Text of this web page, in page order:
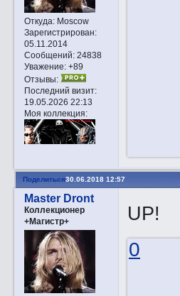
Откуда:Moscow
Зарегистрирован:
05.11.2014
Сообщений:24838
Уважение: +89
Отзывы:
Последний визит:
19.05.2026 22:13
Моя коллекция:
Поделиться30.06.2018 12:57
Master Dront
Коллекционер
+Магистр+
UP!
0